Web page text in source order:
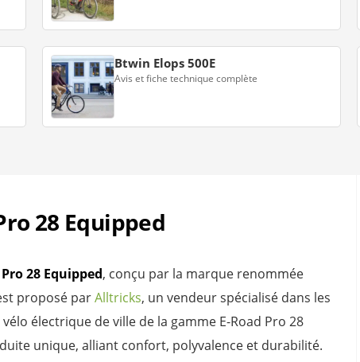
Btwin Elops 500E
Avis et fiche technique complète
28 Equipped
28 Equipped, conçu par la marque renommée
proposé parAlltricks, un vendeur spécialisé dans les
électrique de ville de la gamme E-Road Pro 28
unique, alliant confort, polyvalence et durabilité.